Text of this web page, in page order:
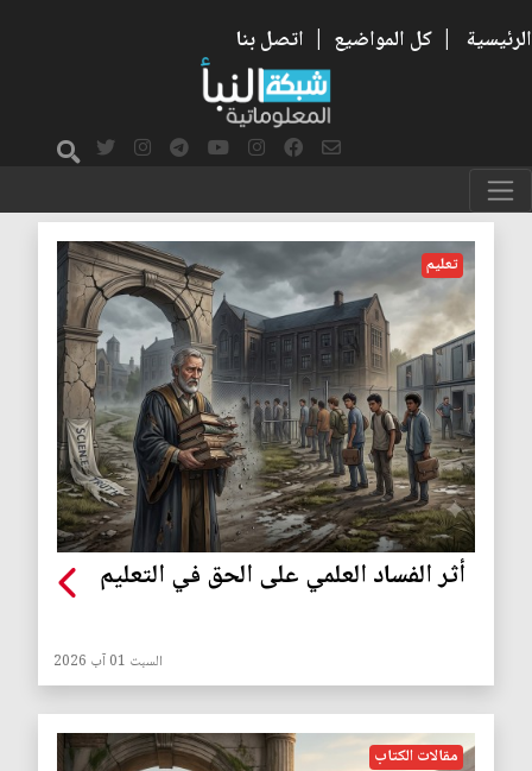
الرئيسية | كل المواضيع | اتصل بنا
جامعات
تعليم
أثر الفساد العلمي على الحق في التعليم
السبت 01 آب 2026
مقالات الكتاب